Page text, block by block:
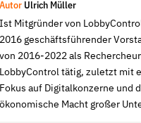
Autor Ulrich Müller
Ist Mitgründer von
2016 geschäftsführender
von 2016-2022 als
LobbyControl tätig, zuletzt mit
Fokus auf Digitalkonzerne und
ökonomische Macht großer